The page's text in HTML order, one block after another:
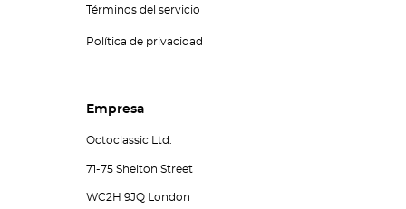
Términos del servicio
Política de privacidad
Empresa
Octoclassic Ltd.
71-75 Shelton Street
WC2H 9JQ London